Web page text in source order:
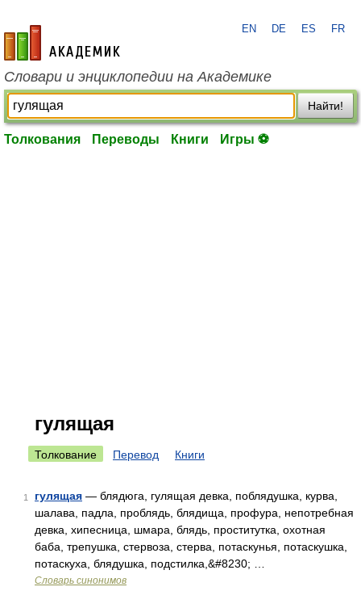
academic.ru
EN DE ES FR
Словари и энциклопедии на Академике
Найти!
Толкования Переводы Книги Игры ⚽
гулящая
Толкование Перевод Книги
1 гулящая — блядюга, гулящая девка, поблядушка, курва,
шалава, падла, проблядь, блядища, профура, непотребная
девка, хипесница, шмара, блядь, проститутка, охотная
баба, трепушка, стервоза, стерва, потаскунья, потаскушка,
потаскуха, блядушка, подстилка,&#8230; …
Словарь синонимов